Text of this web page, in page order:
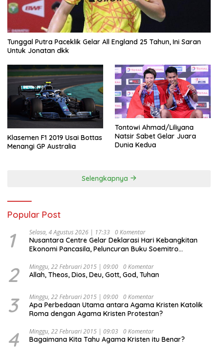
Tunggal Putra Paceklik Gelar All England 25 Tahun, Ini Saran
Untuk Jonatan dkk
Klasemen F1 2019 Usai Bottas
Menangi GP Australia
Tontowi Ahmad/Liliyana
Natsir Sabet Gelar Juara
Dunia Kedua
Selengkapnya
Popular Post
1 Selasa, 4 Agustus 2026 | 17:33 0 Komentar
Nusantara Centre Gelar Deklarasi Hari Kebangkitan
Ekonomi Pancasila, Peluncuran Buku Soemitro
Ekonomi Politik Indonesia) & Simposium Nasional
“Urgensi Undang-Undang Perekonomian Nasional dan
Indonesia Emas 2045”,
2 Minggu, 22 Februari 2015 | 09:00 0 Komentar
Allah, Theos, Dios, Deu, Gott, God, Tuhan
3 Minggu, 22 Februari 2015 | 09:00 0 Komentar
Apa Perbedaan Utama antara Agama Kristen Katolik
Roma dengan Agama Kristen Protestan?
4 Minggu, 22 Februari 2015 | 09:03 0 Komentar
Bagaimana Kita Tahu Agama Kristen itu Benar?